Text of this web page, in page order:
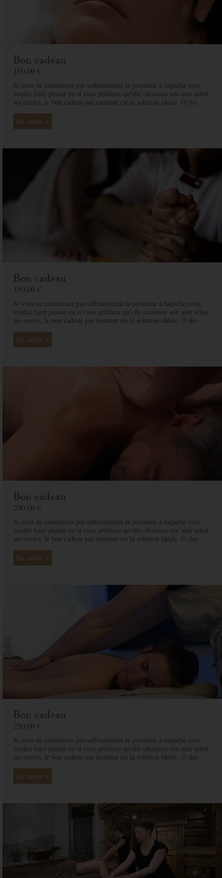
Bon cadeau
100,00 €
Si vous ne connaissez pas suffisamment la personne à laquelle vous
voulez faire plaisir ou si vous préférez qu'elle choisisse son soin selon
ses envies, le bon cadeau par montant est la solution idéale. Ô des
proche et ainsi rendre ce moment exceptionnel.
En savoir +
Bon cadeau
150,00 €
Si vous ne connaissez pas suffisamment la personne à laquelle vous
voulez faire plaisir ou si vous préférez qu'elle choisisse son soin selon
ses envies, le bon cadeau par montant est la solution idéale. Ô des
proche et ainsi rendre ce moment exceptionnel.
En savoir +
Bon cadeau
200,00 €
Si vous ne connaissez pas suffisamment la personne à laquelle vous
voulez faire plaisir ou si vous préférez qu'elle choisisse son soin selon
ses envies, le bon cadeau par montant est la solution idéale. Ô des
proche et ainsi rendre ce moment exceptionnel.
En savoir +
Bon cadeau
250,00 €
Si vous ne connaissez pas suffisamment la personne à laquelle vous
voulez faire plaisir ou si vous préférez qu'elle choisisse son soin selon
ses envies, le bon cadeau par montant est la solution idéale. Ô des
proche et ainsi rendre ce moment exceptionnel.
En savoir +